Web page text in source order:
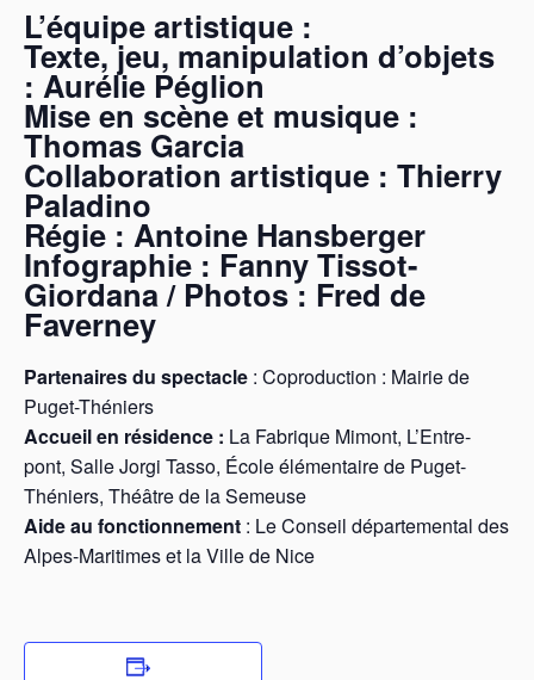
L’équipe artistique :
Texte, jeu, manipulation d’objets
: Aurélie Péglion
Mise en scène et musique :
Thomas Garcia
Collaboration artistique : Thierry
Paladino
Régie : Antoine Hansberger
Infographie : Fanny Tissot-
Giordana / Photos : Fred de
Faverney
Partenaires du spectacle : Coproduction : Mairie de
Puget-Théniers
Accueil en résidence : La Fabrique Mimont, L’Entre-
pont, Salle Jorgi Tasso, École élémentaire de Puget-
Théniers, Théâtre de la Semeuse
Aide au fonctionnement : Le Conseil départemental des
Alpes-Maritimes et la Ville de Nice